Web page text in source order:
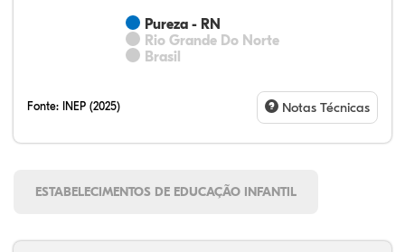
Pureza - RN
Rio Grande Do Norte
Brasil
Fonte: INEP (2025) Notas Técnicas
ESTABELECIMENTOS DE EDUCAÇÃO INFANTIL